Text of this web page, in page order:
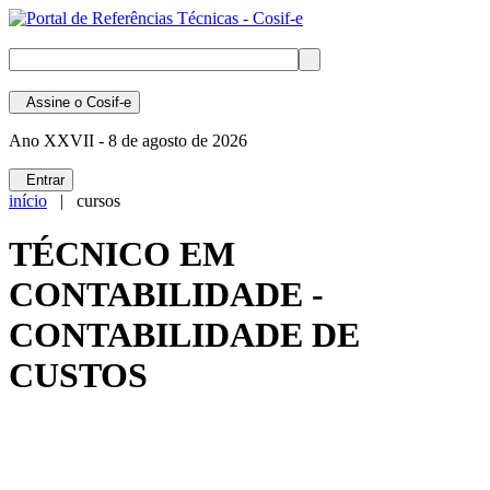
Assine o Cosif-e
Ano XXVII - 8 de agosto de 2026
Entrar
início | cursos
TÉCNICO EM
CONTABILIDADE -
CONTABILIDADE DE
CUSTOS